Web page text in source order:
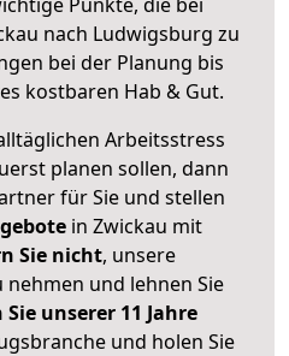
nach Ludwigsburg zu
bei der Planung bis
kostbaren Hab & Gut.
Arbeitsstress
planen sollen, dann
für Sie und stellen
in Zwickau mit
Sie nicht, unsere
und lehnen Sie
unserer 11 Jahre
und holen Sie